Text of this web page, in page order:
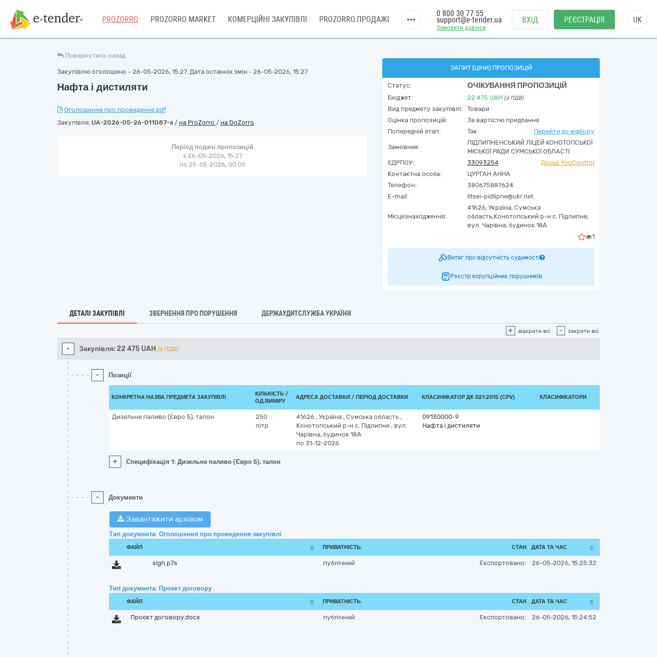
PROZORRO PROZORRO MARKET КОМЕРЦІЙНІ ЗАКУПІВЛІ PROZORRO.ПРОДАЖІ
Замовити дзвінок
0 800 30 77 55
support@e-tender.ua ВХІД РЕЄСТРАЦІЯ UK
Повернутись назад
Закупівлю оголошено - 26-05-2026, 15:27. Дата останніх змін - 26-05-2026, 15:27
Нафта і дистиляти
Оголошення про проведення.pdf
Закупівля: UA-2026-05-26-011087-a / на ProZorro / на DoZorro
Період подачі пропозицій
з 26-05-2026, 15:27
по 29-05-2026, 00:00
ЗАПИТ (ЦІНИ) ПРОПОЗИЦІЙ
Статус: ОЧІКУВАННЯ ПРОПОЗИЦІЙ
Бюджет: 22 475 UAH (з ПДВ)
Вид предмету закупівлі:
Товари
Оцінка пропозицій:
За вартістю придбання
Попередній етап:
Так Перейти до відбору
Замовник:
ПІДЛИПНЕНСЬКИЙ ЛІЦЕЙ КОНОТОПСЬКОЇ
МІСЬКОЇ РАДИ СУМСЬКОЇ ОБЛАСТІ
ЄДРПОУ:
33093254
Досьє YouControl
Контактна особа:
ЦУРГАН АННА
Телефон:
380675887624
E-mail:
litsei-pidlipne@ukr.net
Місцезнаходження:
41626, Україна, Сумська
область,Конотопський р-н с. Підлипне,
вул. Чарівна, будинок 18А
1
Витяг про відсутність судимості
Реєстр корупційних порушників
ДЕТАЛІ ЗАКУПІВЛІ ЗВЕРНЕННЯ ПРО ПОРУШЕННЯ ДЕРЖАУДИТСЛУЖБА УКРАЇНИ
+ відкрити всі - закрити всі
- Закупівля: 22 475 UAH (з ПДВ)
- Позиції
КОНКРЕТНА НАЗВА ПРЕДМЕТА ЗАКУПІВЛІ
КІЛЬКІСТЬ /
ОД.ВИМІРУ
АДРЕСА ДОСТАВКИ / ПЕРІОД ДОСТАВКИ КЛАСИФІКАТОР ДК 021:2015 (CPV) КЛАСИФІКАТОРИ
Дизельне паливо (Євро 5), талон
250
літр
41626 , Україна , Сумська область ,
Конотопський р-н с. Підлипне , вул.
Чарівна, будинок 18А
по 31-12-2026
09130000-9
Нафта і дистиляти
+ Специфікація 1: Дизельне паливо (Євро 5), талон
- Документи
Завантажити архівом
Тип документа: Оголошення про проведення закупівлі
ФАЙЛ ПРИВАТНІСТЬ СТАН ДАТА ТА ЧАС
sign.p7s публічний Експортовано: 26-05-2026, 15:25:32
Тип документа: Проект договору
ФАЙЛ ПРИВАТНІСТЬ СТАН ДАТА ТА ЧАС
Проєкт договору.docx публічний Експортовано: 26-05-2026, 15:24:52